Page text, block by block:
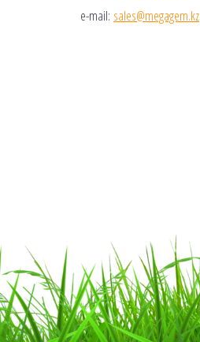
e-mail: sales@megagem.kz